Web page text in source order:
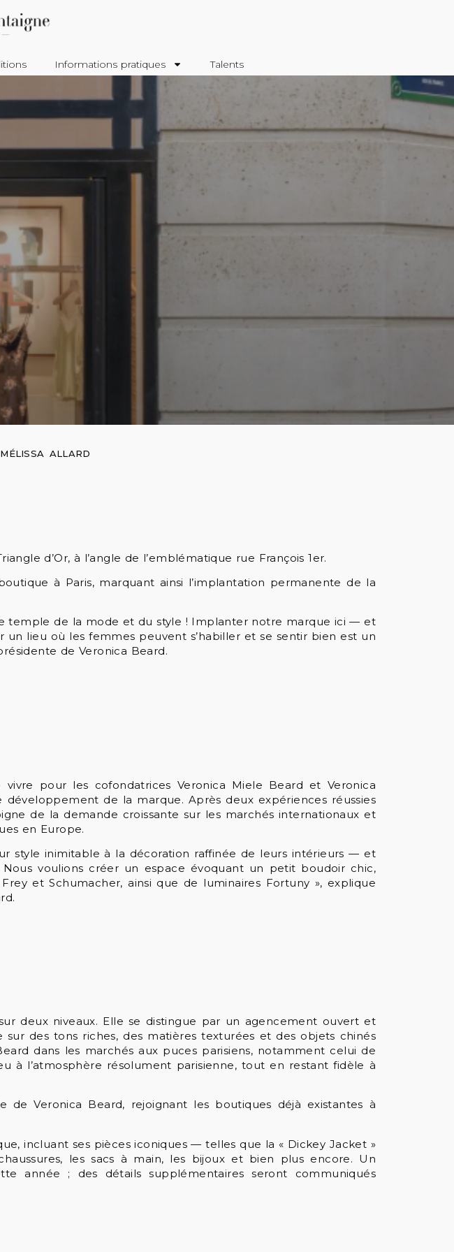
Informations pratiques Talents
MÉLISSA ALLARD
d’Or, à l’angle de l’emblématique rue François 1er.
à Paris, marquant ainsi l’implantation permanente de la
temple de la mode et du style ! Implanter notre marque ici — et
lieu où les femmes peuvent s’habiller et se sentir bien est un
de Veronica Beard.
pour les cofondatrices Veronica Miele Beard et Veronica
de la marque. Après deux expériences réussies
de la demande croissante sur les marchés internationaux et
en Europe.
style inimitable à la décoration raffinée de leurs intérieurs — et
voulions créer un espace évoquant un petit boudoir chic,
et Schumacher, ainsi que de luminaires Fortuny », explique
deux niveaux. Elle se distingue par un agencement ouvert et
des tons riches, des matières texturées et des objets chinés
dans les marchés aux puces parisiens, notamment celui de
à l’atmosphère résolument parisienne, tout en restant fidèle à
Veronica Beard, rejoignant les boutiques déjà existantes à
incluant ses pièces iconiques — telles que la « Dickey Jacket »
les sacs à main, les bijoux et bien plus encore. Un
année ; des détails supplémentaires seront communiqués